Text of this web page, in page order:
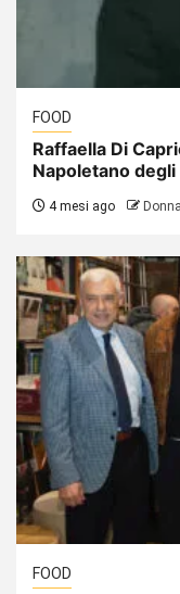
FOOD
Raffaella Di
Napoletano
4 mesi ago
FOOD